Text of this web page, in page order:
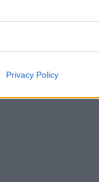
Privacy Policy